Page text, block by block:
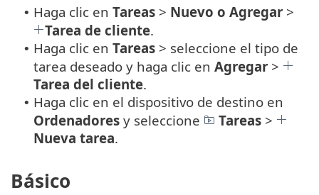
• Haga clic en Tareas > Nuevo o Agregar >
Tarea de cliente.
• Haga clic en Tareas > seleccione el tipo de
tarea deseado y haga clic en Agregar >
Tarea del cliente.
• Haga clic en el dispositivo de destino en
Ordenadores y seleccione Tareas >
Nueva tarea.
Básico